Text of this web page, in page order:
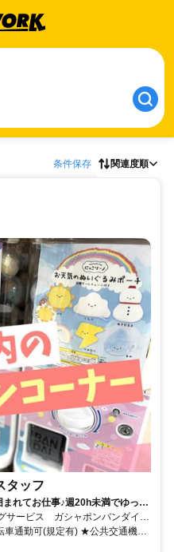
条件保存 関連度順
タッフ
まれてお仕事♪週20h未満でゆった
・髪色自由
サービス ガシャポンバンダイオ
通勤可(規定有) ★公共交通機関